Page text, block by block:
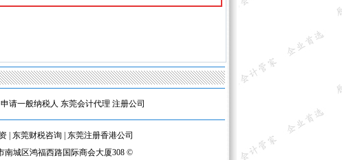
申请一般纳税人 东莞会计代理 注册公司
| 东莞财税咨询
东莞注册香港公司
城区鸿福西路国际商会大厦308 ©